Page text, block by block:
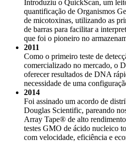
Introduziu o QuickScan, um
quantificação de Organismos
de micotoxinas, utilizando as
de barras para facilitar a
que foi o pioneiro no
2011
Como o primeiro teste de
comercializado no mercado, o
oferecer resultados de DNA
necessidade de uma
2014
Foi assinado um acordo de
Douglas Scientific, pareando
Array Tape® de alto
testes GMO de ácido nucleico
com velocidade, eficiência e